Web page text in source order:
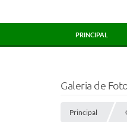
PRINCIPAL
Galeria de
Principal